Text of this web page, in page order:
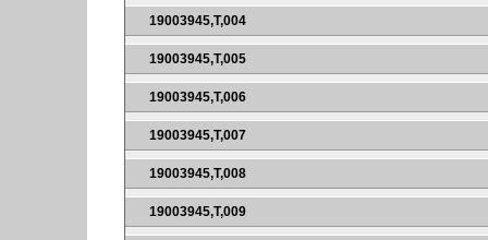
19003945,T,004
19003945,T,005
19003945,T,006
19003945,T,007
19003945,T,008
19003945,T,009